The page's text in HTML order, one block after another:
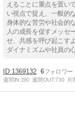
えることに重点を置い
い視点で捉え、一般的
身体的な苦労や社会的
人の成長を促すメッセ
せ、共感を呼び起こす
ダイナミズムや社員の
1369132 6
週間IN:190 週間OUT:730 月